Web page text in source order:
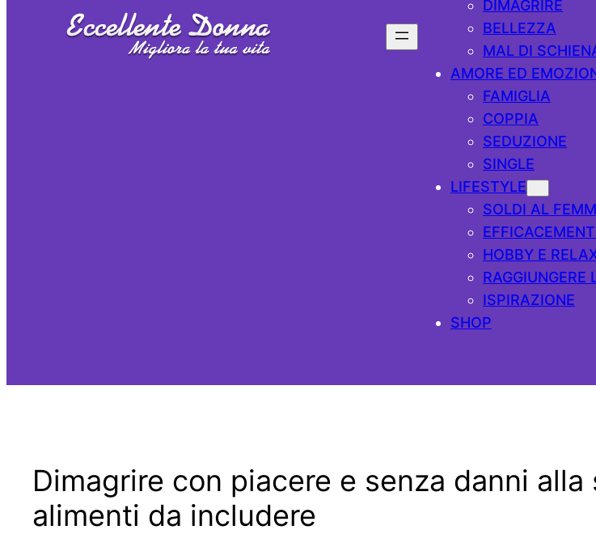
DIMAGRIRE
BELLEZZA
MAL DI
AMORE ED
FAMIGLIA
COPPIA
SEDUZIONE
SINGLE
LIFESTYLE
SOLDI AL
HOBBY E
RAGGIUNGERE
ISPIRAZIONE
SHOP
Dimagrire con piacere e senza danni
alimenti da includere